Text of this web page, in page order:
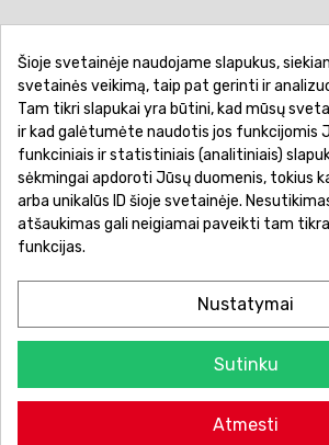
Pirkimo sąlygos ir taisyklės
Garantinis aptarnavimas
Prekių grąžinimas
Šioje svetainėje naudojame slapukus,
svetainės veikimą, taip pat gerinti ir
Tam tikri slapukai yra būtini, kad mūsų
ir kad galėtumėte naudotis jos funkcijomis
funkciniais ir statistiniais (analitiniais)
sėkmingai apdoroti Jūsų duomenis, tokius
arba unikalūs ID šioje svetainėje.
atšaukimas gali neigiamai paveikti tam
funkcijas.
Nustatymai
Sutinku
Atmesti